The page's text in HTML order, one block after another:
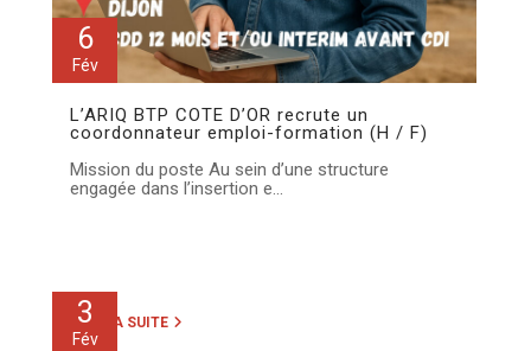
6
Fév
L’ARIQ BTP COTE D’OR recrute un
coordonnateur emploi-formation (H / F)
Mission du poste Au sein d’une structure
engagée dans l’insertion e...
LIRE LA SUITE
3
Fév